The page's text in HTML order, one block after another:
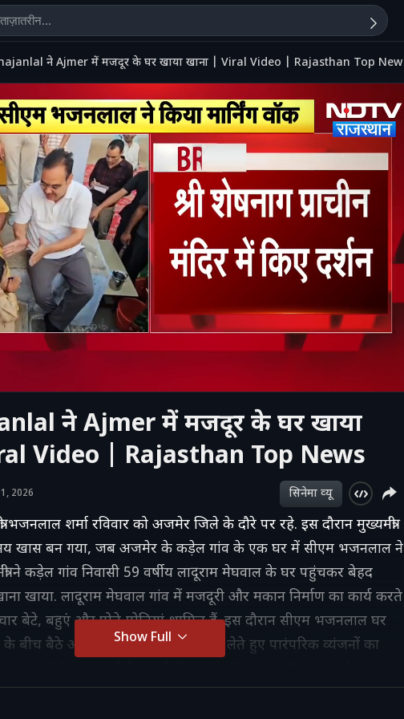
ने Ajmer में मजदूर के घर खाया खाना | Viral Video | Rajasthan Top News
ने Ajmer में मजदूर के घर खाया
Video | Rajasthan Top News
2026 सिनेमा व्‍यू
भजनलाल शर्मा रविवार को अजमेर जिले के दौरे पर रहे. इस दौरान मुख्यमंत्री
खास बन गया, जब अजमेर के कड़ेल गांव के एक घर में सीएम भजनलाल ने
ने कड़ेल गांव निवासी 59 वर्षीय लादूराम मेघवाल के घर पहुंचकर बेहद
खाया. लादूराम मेघवाल गांव में मजदूरी और मकान निर्माण का कार्य करते
बेटे, बहुएं और पोते-पोतियां शामिल हैं. इस दौरान सीएम भजनलाल घर
के बीच बैठे और ग्रामीण परिवेश का आनंद लेते हुए पारंपरिक व्यंजनों का
#latestnews #hindinews #bjp #congress
Show Full